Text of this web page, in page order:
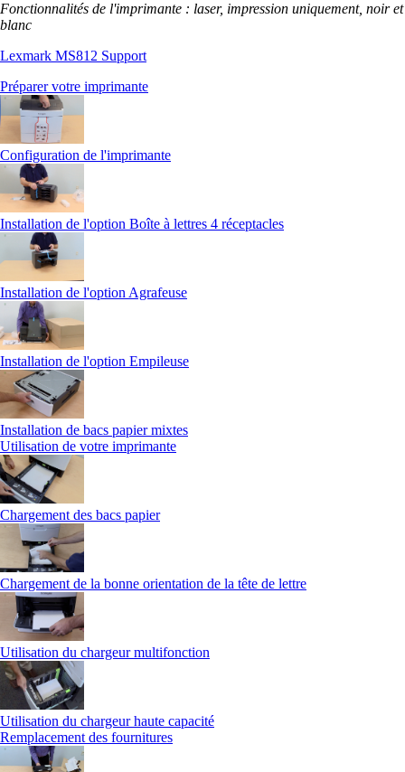
Fonctionnalités de l'imprimante : laser, impression uniquement, noir et
blanc
Lexmark MS812 Support
Préparer votre imprimante
Configuration de l'imprimante
Installation de l'option Boîte à lettres 4 réceptacles
Installation de l'option Agrafeuse
Installation de l'option Empileuse
Installation de bacs papier mixtes
Utilisation de votre imprimante
Chargement des bacs papier
Chargement de la bonne orientation de la tête de lettre
Utilisation du chargeur multifonction
Utilisation du chargeur haute capacité
Remplacement des fournitures